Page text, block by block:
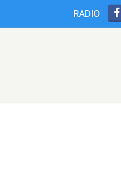
RADIO